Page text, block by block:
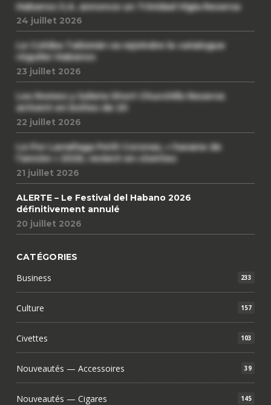
Habanos S.A. annonce un Trinidad Vigia Reserva
24 juillet 2026
Le Cohiba Talismán va rejoindre le catalogue
régulier Habanos
23 juillet 2026
Les Romeo y Julieta Short Churchills Reserva
arrivent en boîtes de 20
22 juillet 2026
Le Por Larrañaga Petit Coronas, « havane de
l’année » 2026, revient en civettes
21 juillet 2026
ALERTE – Le Festival del Habano 2026
définitivement annulé
20 juillet 2026
CATÉGORIES
Business 233
Culture 157
Civettes 103
Nouveautés — Accessoires 39
Nouveautés — Cigares 145